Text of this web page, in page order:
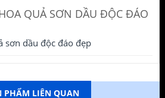
QUẢ SƠN DẦU ĐỘC ĐÁO
sơn dầu độc đáo đẹp
PHẨM LIÊN QUAN